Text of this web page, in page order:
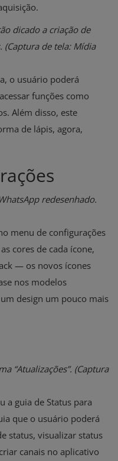
dicado a criação de
(Captura de tela: Mídia
o usuário poderá
funções como
Além disso, este
de lápis, agora,
redesenhado.
menu de configurações
cores de cada ícone,
— os novos ícones
nos modelos
design um pouco mais
“Atualizações”. (Captura
a guia de Status para
que o usuário poderá
status, visualizar status
canais no aplicativo